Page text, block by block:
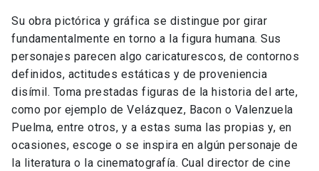
Su obra pictórica y gráfica se distingue por girar
fundamentalmente en torno a la figura humana. Sus
personajes parecen algo caricaturescos, de contornos
definidos, actitudes estáticas y de proveniencia
disímil. Toma prestadas figuras de la historia del arte,
como por ejemplo de Velázquez, Bacon o Valenzuela
Puelma, entre otros, y a estas suma las propias y, en
ocasiones, escoge o se inspira en algún personaje de
la literatura o la cinematografía. Cual director de cine